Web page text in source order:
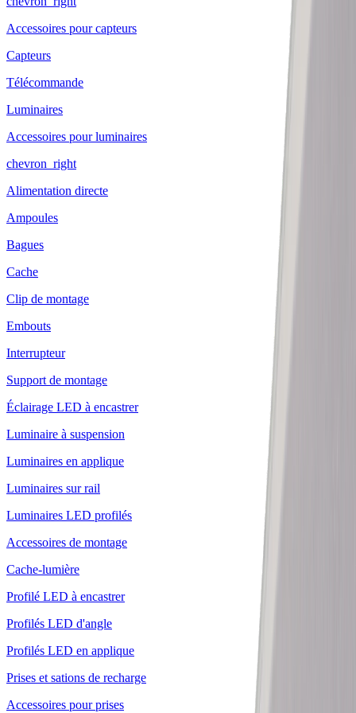
Accessoires pour capteurs
Capteurs
Télécommande
Luminaires
Accessoires pour luminaires
chevron_right
Alimentation directe
Ampoules
Bagues
Cache
Clip de montage
Embouts
Interrupteur
Support de montage
Éclairage LED à encastrer
Luminaire à suspension
Luminaires en applique
Luminaires sur rail
Luminaires LED profilés
Accessoires de montage
Cache-lumière
Profilé LED à encastrer
Profilés LED d'angle
Profilés LED en applique
Prises et sations de recharge
Accessoires pour prises